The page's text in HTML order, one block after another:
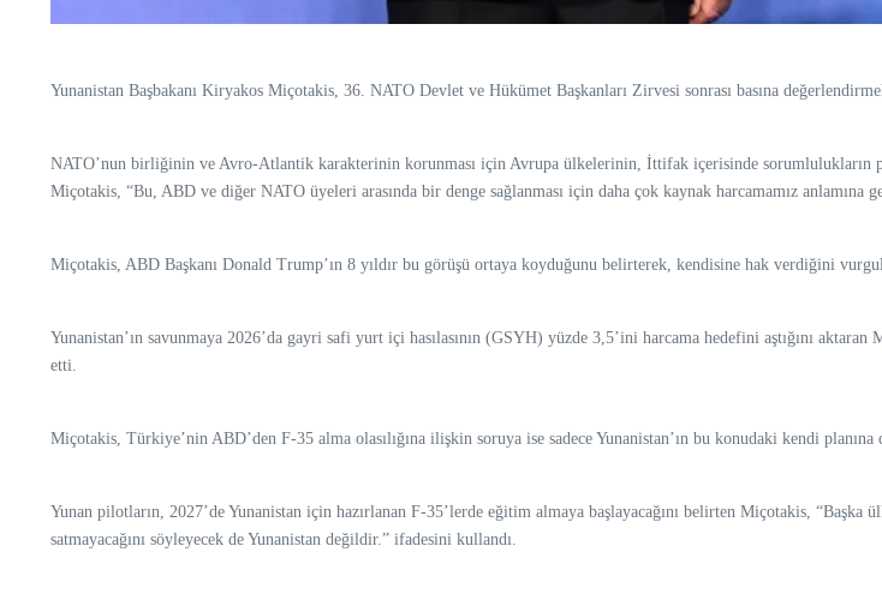
Yunanistan Başbakanı Kiryakos Miçotakis, 36.⁠ ⁠NATO Devlet ve Hükümet Başkanları Zirvesi sonrası basına
NATO’nun birliğinin ve Avro-Atlantik karakterinin korunması için Avrupa ülkelerinin, İttifak içerisinde sorumlulukların
Miçotakis, “Bu, ABD ve diğer NATO üyeleri arasında bir denge sağlanması için daha çok kaynak harcamamız anlamına
Miçotakis, ABD Başkanı Donald Trump’ın 8 yıldır bu görüşü ortaya koyduğunu belirterek, kendisine hak verdiğini
Yunanistan’ın savunmaya 2026’da gayri safi yurt içi hasılasının (GSYH) yüzde 3,5’ini harcama hedefini aştığını
etti.
Miçotakis, Türkiye’nin ABD’den F-35 alma olasılığına ilişkin soruya ise sadece Yunanistan’ın bu konudaki kendi planına
Yunan pilotların, 2027’de Yunanistan için hazırlanan F-35’lerde eğitim almaya başlayacağını belirten Miçotakis,
satmayacağını söyleyecek de Yunanistan değildir.” ifadesini kullandı.